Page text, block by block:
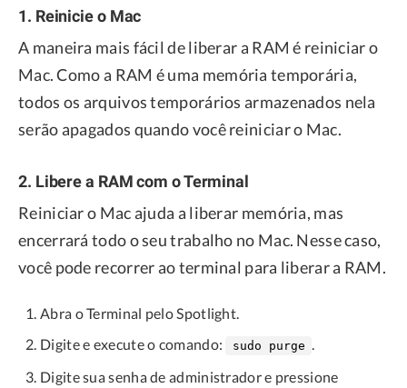
1. Reinicie o Mac
A maneira mais fácil de liberar a RAM é reiniciar o
Mac. Como a RAM é uma memória temporária,
todos os arquivos temporários armazenados nela
serão apagados quando você reiniciar o Mac.
2. Libere a RAM com o Terminal
Reiniciar o Mac ajuda a liberar memória, mas
encerrará todo o seu trabalho no Mac. Nesse caso,
você pode recorrer ao terminal para liberar a RAM.
Abra o Terminal pelo Spotlight.
Digite e execute o comando:
sudo purge
Digite sua senha de administrador e pressione